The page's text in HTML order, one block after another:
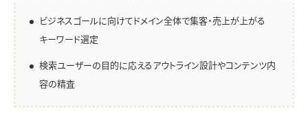
ビジネスゴールに向けてドメイン全体で集客・売上が上がる
キーワード選定
検索ユーザーの目的に応えるアウトライン設計やコンテンツ内
容の精査